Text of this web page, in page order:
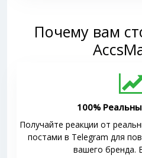
Почему вам
100%
Получайте реакции от
постами в Telegram для
вашего бренда.